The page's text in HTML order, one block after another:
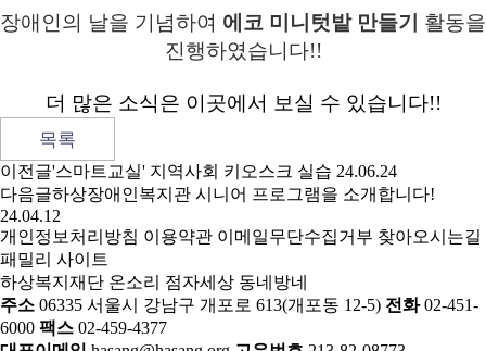
장애인의 날을 기념하여 에코 미니텃밭 만들기
활동을
진행하였습니다!!
더 많은 소식은 이곳에서 보실 수 있습니다!!
목록
이전글'스마트교실' 지역사회 키오스크 실습 24.06.24
다음글하상장애인복지관 시니어 프로그램을 소개합니다!
24.04.12
개인정보처리방침 이용약관 이메일무단수집거부 찾아오시는길
패밀리 사이트
하상복지재단 온소리 점자세상 동네방네
주소 06335 서울시 강남구 개포로 613(개포동 12-5) 전화02-451-
6000 팩스 02-459-4377